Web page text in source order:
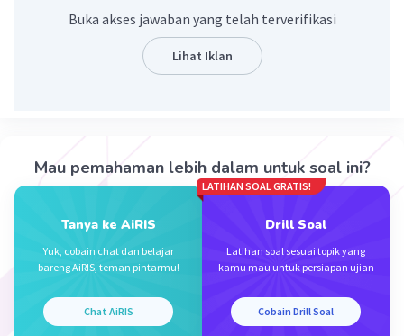
dimana a adalah pembilang dan b adalah
Syarat: a dan b adalah bilangan bulat dan b ≠ 0.
Sehingga, nilai pecahan yang ditunjukkan adalah
Jadi, nilai pecahan yang ditunjukkan oleh daerah
yang diarsir dari gambar tersebut adalah 3/5.
Beri Rating 1 Balas
Buka akses jawaban yang telah terverifikasi
Lihat Iklan
Mau pemahaman lebih dalam untuk soal ini?
Tanya ke AiRIS
Yuk, cobain chat dan belajar
bareng AiRIS, teman pintarmu!
Chat AiRIS
LATIHAN SOAL GRATIS!
Drill Soal
Latihan soal sesuai topik yang
kamu mau untuk persiapan ujian
Cobain Drill Soal